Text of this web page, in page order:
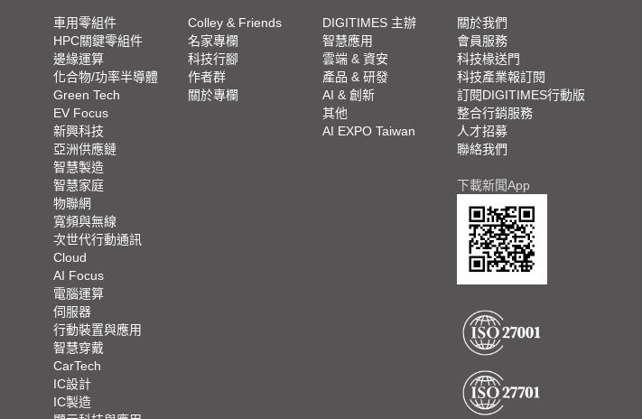
車用零組件
HPC關鍵零組件
邊緣運算
化合物/功率半導體
Green Tech
EV Focus
新興科技
亞洲供應鏈
智慧製造
智慧家庭
物聯網
寬頻與無線
次世代行動通訊
Cloud
AI Focus
電腦運算
伺服器
行動裝置與應用
智慧穿戴
CarTech
IC設計
IC製造
Colley & Friends
名家專欄
科技行腳
作者群
關於專欄
DIGITIMES 主辦
智慧應用
雲端 & 資安
產品 & 研發
AI & 創新
其他
AI EXPO Taiwan
關於我們
會員服務
科技椽送門
科技產業報訂閱
訂閱DIGITIMES行動版
整合行銷服務
人才招募
聯絡我們
下載新聞App